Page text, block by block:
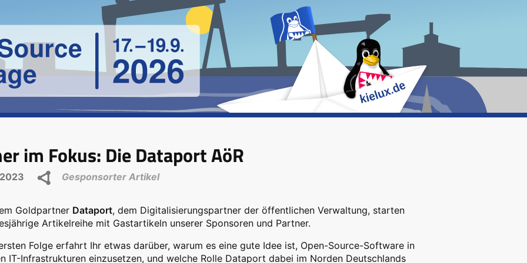
im Fokus: Die Dataport AöR
Gesponsorter Artikel
Goldpartner Dataport, dem Digitalisierungspartner der öffentlichen Verwaltung, starten
Artikelreihe mit Gastartikeln unserer Sponsoren und Partner.
Folge erfahrt Ihr etwas darüber, warum es eine gute Idee ist, Open-Source-Software in
IT-Infrastrukturen einzusetzen, und welche Rolle Dataport dabei im Norden Deutschlands